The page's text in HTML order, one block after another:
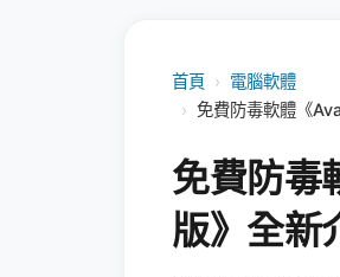
首頁 › 電腦軟體
› 免費防毒軟體《
免費防
版》全新